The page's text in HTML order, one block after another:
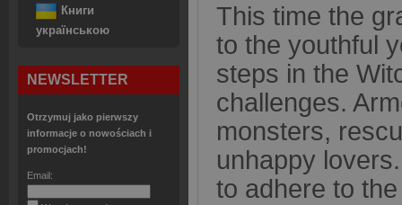
Книги
українською
NEWSLETTER
Otrzymuj jako pierwszy
informacje o nowościach i
promocjach!
Email:
This time the
to the youthful
steps in the
challenges.
monsters,
unhappy
to adhere to